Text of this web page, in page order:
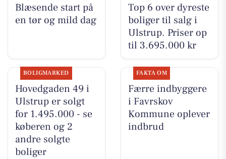
Blæsende start på
en tør og mild dag
Top 6 over dyreste
boliger til salg i
Ulstrup. Priser op
til 3.695.000 kr
BOLIGMARKED
Hovedgaden 49 i
Ulstrup er solgt
for 1.495.000 - se
køberen og 2
andre solgte
boliger
FAKTA OM
Færre indbyggere
i Favrskov
Kommune oplever
indbrud